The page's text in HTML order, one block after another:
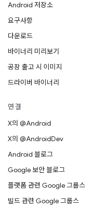
Android 저장소
요구사항
다운로드
바이너리 미리보기
공장 출고 시 이미지
드라이버 바이너리
연결
X의 @Android
X의 @AndroidDev
Android 블로그
Google 보안 블로그
플랫폼 관련 Google 그룹스
빌드 관련 Google 그룹스